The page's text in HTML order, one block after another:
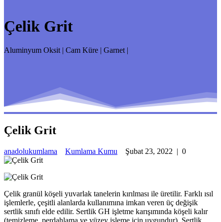
Çelik Grit
Aluminyum Oksit | Cam Küre | Garnet |
Çelik Grit
anadolukumlama Kumlama Kumu Şubat 23, 2022 | 0
Çelik granül köşeli yuvarlak tanelerin kırılması ile üretilir. Farklı ısıl
işlemlerle, çeşitli alanlarda kullanımına imkan veren üç değişik
sertlik sınıfı elde edilir. Sertlik GH işletme karışımında köşeli kalır
(temizleme, perdahlama ve yüzey işleme için uygundur), Sertlik